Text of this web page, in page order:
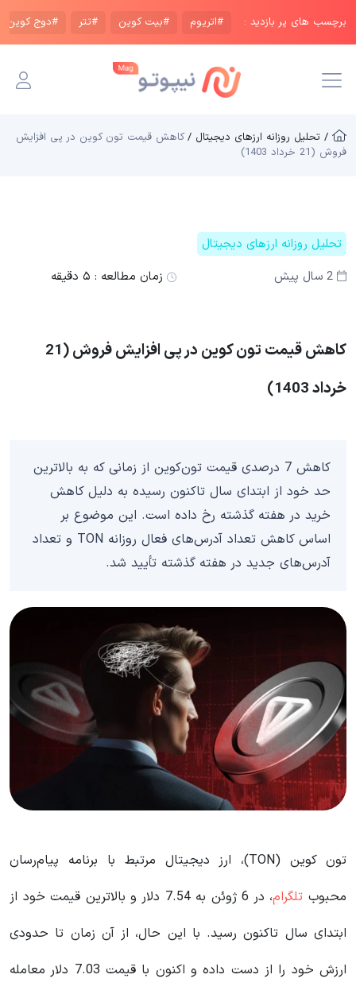
برچسب های پر بازدید : #اتریوم #بیت کوین #تتر #دوج کوین
/ تحلیل روزانه ارزهای دیجیتال /کاهش قیمت تون کوین در پی افزایش
فروش (21 خرداد 1403)
تحلیل روزانه ارزهای دیجیتال
2 سال پیش
زمان مطالعه : ۵ دقیقه
کاهش قیمت تون کوین در پی افزایش فروش (21
خرداد 1403)
کاهش 7 درصدی قیمت تون‌کوین از زمانی که به بالاترین
حد خود از ابتدای سال تاکنون رسیده به دلیل کاهش
خرید در هفته گذشته رخ داده است. این موضوع بر
اساس کاهش تعداد آدرس‌های فعال روزانه TON و تعداد
آدرس‌های جدید در هفته گذشته تأیید شد.
تون کوین (TON)، ارز دیجیتال مرتبط با برنامه پیام‌رسان
محبوب تلگرام
، در 6 ژوئن به 7.54 دلار و بالاترین قیمت خود از
ابتدای سال تاکنون رسید. با این حال، از آن زمان تا حدودی
ارزش خود را از دست داده و اکنون با قیمت 7.03 دلار معامله